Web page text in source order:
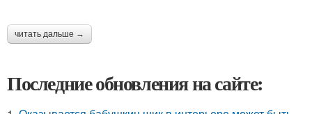
читать дальше →
Последние обновления на сайте: